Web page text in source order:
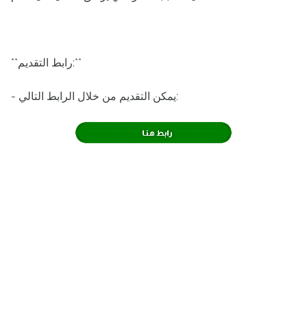
**رابط التقديم:**
- يمكن التقديم من خلال الرابط التالي: